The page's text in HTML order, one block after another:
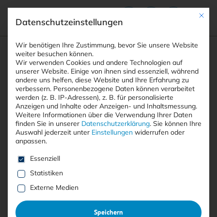
Suchfeld
Suchen
Breadcrumb-Navigation
STARTSEITE
PRINTAUSGABEN
TITELTHEMA: OBSERVABILITY MEHR ALS NUR …
FIRMEN, FINANZEN & FUSIONEN
Artikel kostenlos lesen
Firmen, Finanzen & Fusionen
Lesezeit 3 Min.
Mit
Datenschutzeinstellungen
Wir benötigen Ihre Zustimmung, bevor Sie unsere Website
weiter besuchen können.
Wir verwenden Cookies und andere Technologien auf
unserer Website. Einige von ihnen sind essenziell, während
andere uns helfen, diese Website und Ihre Erfahrung zu
verbessern. Personenbezogene Daten können verarbeitet
werden (z. B. IP-Adressen), z. B. für personalisierte
Anzeigen und Inhalte oder Anzeigen- und Inhaltsmessung.
Weitere Informationen über die Verwendung Ihrer Daten
finden Sie in unserer Datenschutzerklärung. Sie können Ihre
Auswahl jederzeit unter Einstellungen widerrufen oder
anpassen.
Es folgt eine Liste der Service-Gruppen, für die eine
Essenziell
Statistiken
Externe Medien
Speichern